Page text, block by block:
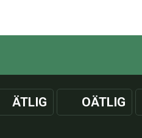
ÄTLIG OÄTLIG